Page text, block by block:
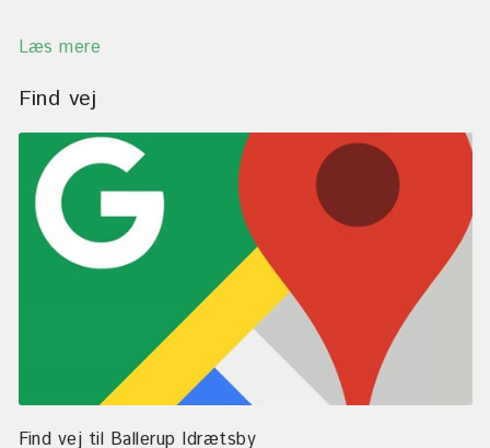
Læs mere
Find vej
Find vej til Ballerup Idrætsby